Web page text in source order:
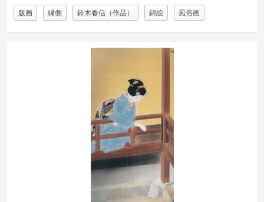
版画 縁側 鈴木春信（作品） 錦絵 風俗画